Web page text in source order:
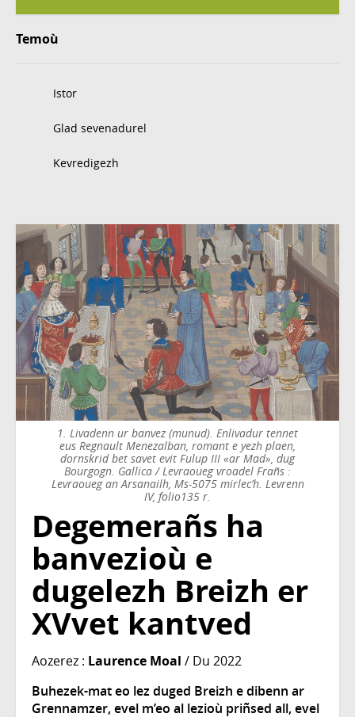
Temoù
Istor
Glad sevenadurel
Kevredigezh
1. Livadenn ur banvez (munud). Enlivadur tennet
eus Regnault Menezalban, romant e yezh plaen,
dornskrid bet savet evit Fulup III «ar Mad», dug
Bourgogn. Gallica / Levraoueg vroadel Frañs :
Levraoueg an Arsanailh, Ms-5075 mirlec’h. Levrenn
IV, folio135 r.
Degemerañs ha
banvezioù e
dugelezh Breizh er
XVvet kantved
Aozerez : Laurence Moal / Du 2022
Buhezek-mat eo lez duged Breizh e dibenn ar
Grennamzer, evel m’eo al lezioù priñsed all, evel